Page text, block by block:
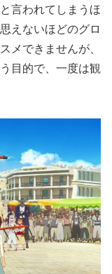
言われてしまうほ
えないほどのグロ
メできませんが、
目的で、一度は観